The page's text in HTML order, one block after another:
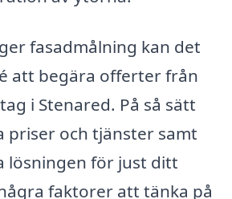
fasadmålning kan det
att begära offerter från
i Stenared. På så sätt
priser och tjänster samt
lösningen för just ditt
faktorer att tänka på